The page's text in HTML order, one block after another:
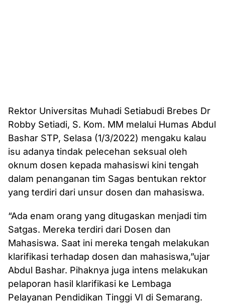
Rektor Universitas Muhadi Setiabudi Brebes Dr
Robby Setiadi, S. Kom. MM melalui Humas Abdul
Bashar STP, Selasa (1/3/2022) mengaku kalau
isu adanya tindak pelecehan seksual oleh
oknum dosen kepada mahasiswi kini tengah
dalam penanganan tim Sagas bentukan rektor
yang terdiri dari unsur dosen dan mahasiswa.
“Ada enam orang yang ditugaskan menjadi tim
Satgas. Mereka terdiri dari Dosen dan
Mahasiswa. Saat ini mereka tengah melakukan
klarifikasi terhadap dosen dan mahasiswa,”ujar
Abdul Bashar. Pihaknya juga intens melakukan
pelaporan hasil klarifikasi ke Lembaga
Pelayanan Pendidikan Tinggi VI di Semarang.